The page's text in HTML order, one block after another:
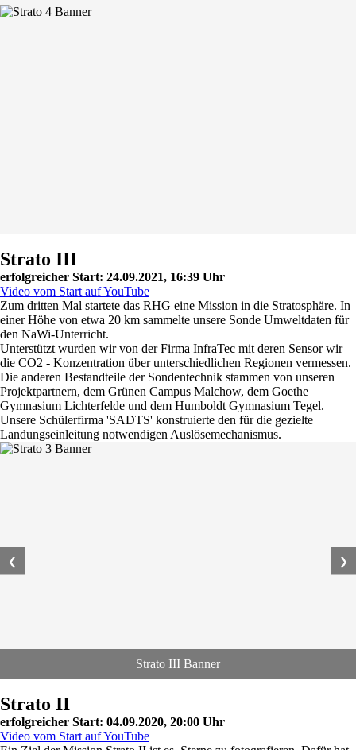
Strato III
erfolgreicher Start: 24.09.2021, 16:39 Uhr
Video vom Start auf YouTube
Zum dritten Mal startete das RHG eine Mission in die Stratosphäre. In
einer Höhe von etwa 20 km sammelte unsere Sonde Umweltdaten für
den NaWi-Unterricht.
Unterstützt wurden wir von der Firma InfraTec mit deren Sensor wir
die CO2 - Konzentration über unterschiedlichen Regionen vermessen.
Die anderen Bestandteile der Sondentechnik stammen von unseren
Projektpartnern, dem Grünen Campus Malchow, dem Goethe
Gymnasium Lichterfelde und dem Humboldt Gymnasium Tegel.
Unsere Schülerfirma 'SADTS' konstruierte den für die gezielte
Landungseinleitung notwendigen Auslösemechanismus.
Strato III Banner
❮ ❯
Strato II
erfolgreicher Start: 04.09.2020, 20:00 Uhr
Video vom Start auf YouTube